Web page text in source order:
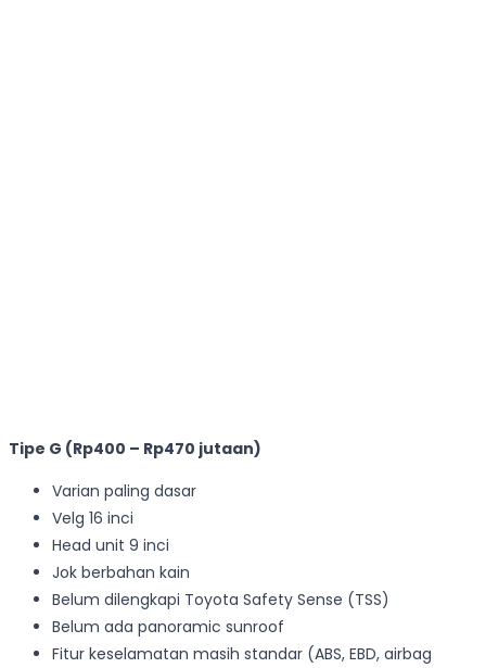
Tipe G (Rp400 – Rp470 jutaan)
Varian paling dasar
Velg 16 inci
Head unit 9 inci
Jok berbahan kain
Belum dilengkapi Toyota Safety Sense (TSS)
Belum ada panoramic sunroof
Fitur keselamatan masih standar (ABS, EBD, airbag